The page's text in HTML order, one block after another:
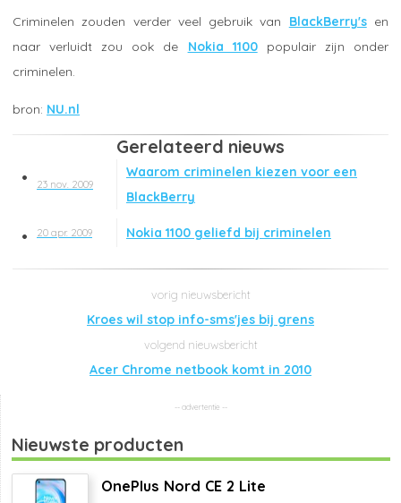
Criminelen zouden verder veel gebruik van BlackBerry'sen
naar verluidt zou ook de Nokia 1100populair zijn onder
criminelen.
NU.nl
Gerelateerd nieuws
23 nov. 2009
Waarom criminelen kiezen voor een
BlackBerry
20 apr. 2009 Nokia 1100 geliefd bij criminelen
Kroes wil stop info-sms'jes bij grens
Acer Chrome netbook komt in 2010
Nieuwste producten
OnePlus Nord CE 2 Lite